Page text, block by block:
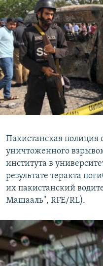
Пакистанская полиция
уничтоженного
института в
результате теракта
их пакистанский
Машааль", RFE/RL).